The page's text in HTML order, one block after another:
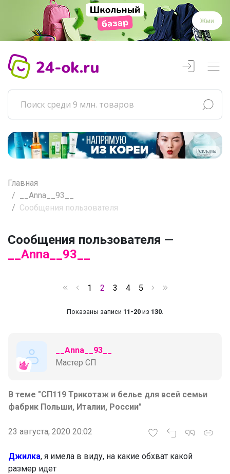
Жми
Реклама
Главная
__Anna__93__
Сообщения пользователя
Сообщения пользователя —
__Anna__93__
1 2 3 4 5
Показаны записи 11-20 из 130
__Anna__93__
Мастер СП
В теме "СП119 Трикотаж и белье для всей семьи
фабрик Польши, Италии, России"
23 августа, 2020 20:02
Джилка, я имела в виду, на какие обхват какой
размер идет